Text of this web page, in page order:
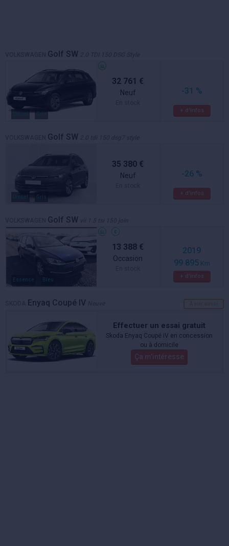
Golf SW
Diesel Gris
32 761 €
Neuf -31 %
+ d'infos
Golf SW
Diesel Gris
35 380 €
Neuf -26 %
+ d'infos
Golf SW
Essence Bleu
13 388 €
Occasion
2019
99 895Km
+ d'infos
Enyaq Coupé IV A voir aussi
Effectuer un essai gratuit
Skoda Enyaq Coupé iV en concession
ou à domicile
Ça m'intéresse